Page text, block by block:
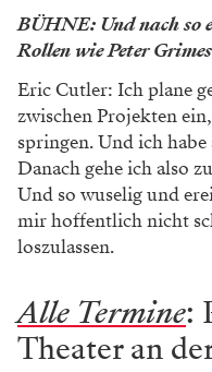
BÜHNE: Und nach so
Rollen wie Peter
Eric Cutler: Ich plane
zwischen Projekten
springen. Und ich
Danach gehe ich also
Und so wuselig und
mir hoffentlich nicht
loszulassen.
Alle Termine:
Theater an